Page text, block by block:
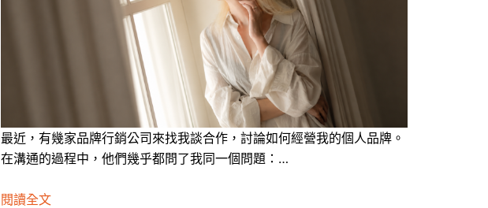
最近，有幾家品牌行銷公司來找我談合作，討論如何經營我的個人品牌。
在溝通的過程中，他們幾乎都問了我同一個問題：…
閱讀全文